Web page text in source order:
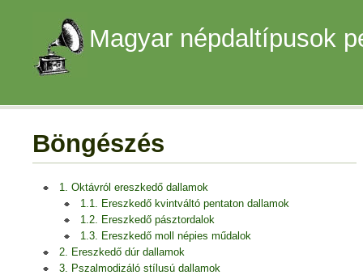
Magyar népdaltípusok
Böngészés
1. Oktávról ereszkedő dallamok
1.1. Ereszkedő kvintváltó pentaton dallamok
1.2. Ereszkedő pásztordalok
1.3. Ereszkedő moll népies műdalok
2. Ereszkedő dúr dallamok
3. Pszalmodizáló stílusú dallamok